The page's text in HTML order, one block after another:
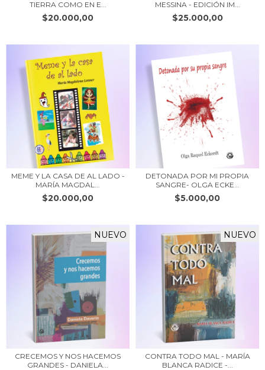
TIERRA COMO EN E...
$20.000,00
MESSINA - EDICIÓN IM...
$25.000,00
MEME Y LA CASA DE AL LADO -
MARÍA MAGDAL...
$20.000,00
DETONADA POR MI PROPIA
SANGRE- OLGA ECKE...
$5.000,00
NUEVO
CRECEMOS Y NOS HACEMOS
GRANDES - DANIELA...
NUEVO
CONTRA TODO MAL - MARÍA
BLANCA RADICE -...